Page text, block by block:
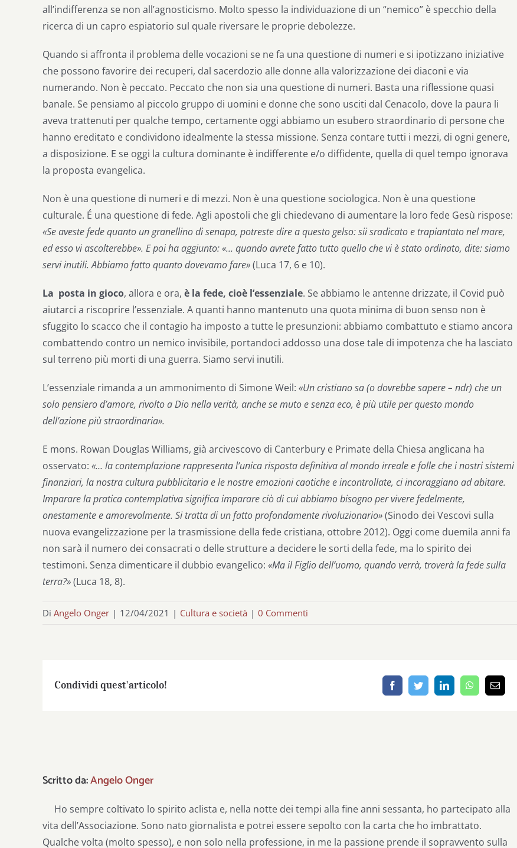
all’indifferenza se non all’agnosticismo. Molto spesso la individuazione di un “nemico” è specchio della
ricerca di un capro espiatorio sul quale riversare le proprie debolezze.
Quando si affronta il problema delle vocazioni se ne fa una questione di numeri e si ipotizzano iniziative
che possono favorire dei recuperi, dal sacerdozio alle donne alla valorizzazione dei diaconi e via
numerando. Non è peccato. Peccato che non sia una questione di numeri. Basta una riflessione quasi
banale. Se pensiamo al piccolo gruppo di uomini e donne che sono usciti dal Cenacolo, dove la paura li
aveva trattenuti per qualche tempo, certamente oggi abbiamo un esubero straordinario di persone che
hanno ereditato e condividono idealmente la stessa missione. Senza contare tutti i mezzi, di ogni genere,
a disposizione. E se oggi la cultura dominante è indifferente e/o diffidente, quella di quel tempo ignorava
la proposta evangelica.
Non è una questione di numeri e di mezzi. Non è una questione sociologica. Non è una questione
culturale. É una questione di fede. Agli apostoli che gli chiedevano di aumentare la loro fede Gesù rispose:
«Se aveste fede quanto un granellino di senapa, potreste dire a questo gelso: sii sradicato e trapiantato nel mare,
ed esso vi ascolterebbe». E poi ha aggiunto: «… quando avrete fatto tutto quello che vi è stato ordinato, dite: siamo
servi inutili. Abbiamo fatto quanto dovevamo fare»(Luca 17, 6 e 10).
La posta in gioco, allora e ora, è la fede, cioè l’essenziale. Se abbiamo le antenne drizzate, il Covid può
aiutarci a riscoprire l’essenziale. A quanti hanno mantenuto una quota minima di buon senso non è
sfuggito lo scacco che il contagio ha imposto a tutte le presunzioni: abbiamo combattuto e stiamo ancora
combattendo contro un nemico invisibile, portandoci addosso una dose tale di impotenza che ha lasciato
sul terreno più morti di una guerra. Siamo servi inutili.
L’essenziale rimanda a un ammonimento di Simone Weil: «Un cristiano sa (o dovrebbe sapere – ndr) che un
solo pensiero d’amore, rivolto a Dio nella verità, anche se muto e senza eco, è più utile per questo mondo
dell’azione più straordinaria».
E mons. Rowan Douglas Williams, già arcivescovo di Canterbury e Primate della Chiesa anglicana ha
osservato: «… la contemplazione rappresenta l’unica risposta definitiva al mondo irreale e folle che i nostri sistemi
finanziari, la nostra cultura pubblicitaria e le nostre emozioni caotiche e incontrollate, ci incoraggiano ad abitare.
Imparare la pratica contemplativa significa imparare ciò di cui abbiamo bisogno per vivere fedelmente,
onestamente e amorevolmente. Si tratta di un fatto profondamente rivoluzionario»(Sinodo dei Vescovi sulla
nuova evangelizzazione per la trasmissione della fede cristiana, ottobre 2012). Oggi come duemila anni fa
non sarà il numero dei consacrati o delle strutture a decidere le sorti della fede, ma lo spirito dei
testimoni. Senza dimenticare il dubbio evangelico: «Ma il Figlio dell’uomo, quando verrà, troverà la fede sulla
terra?»(Luca 18, 8).
Di Angelo Onger | 12/04/2021 | Cultura e società | 0 Commenti
Condividi quest'articolo! FacebookTwitterLinkedInWhatsApp
Email
Scritto da:Angelo Onger
Ho sempre coltivato lo spirito aclista e, nella notte dei tempi alla fine anni sessanta, ho partecipato alla
vita dell’Associazione. Sono nato giornalista e potrei essere sepolto con la carta che ho imbrattato.
Qualche volta (molto spesso), e non solo nella professione, in me la passione prende il sopravvento sulla